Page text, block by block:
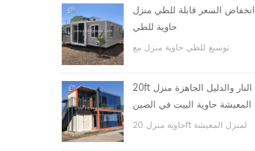
انخفاض السعر قابلة للطي منزل
حاوية للطي
توسيع للطي حاوية منزل مع
20ft النار والدليل الجاهزة منزل
المعيشة حاوية البيت في الصين
حاوية منزل 20ft لمنزل المعيشة